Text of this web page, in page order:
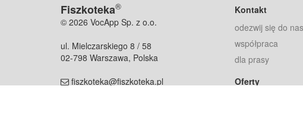
Fiszkoteka®
© 2026 VocApp Sp. z o.o.
ul. Mielczarskiego 8 / 58
02-798 Warszawa, Polska
fiszkoteka@fiszkoteka.pl
Kontakt
odezwij się do nas
współpraca
dla prasy
Oferty